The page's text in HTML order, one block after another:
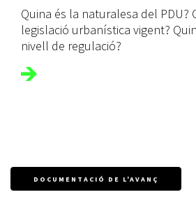
Quina és la naturalesa del PDU?
legislació urbanística vigent?
nivell de regulació?
DOCUMENTACIÓ DE L'AVANÇ